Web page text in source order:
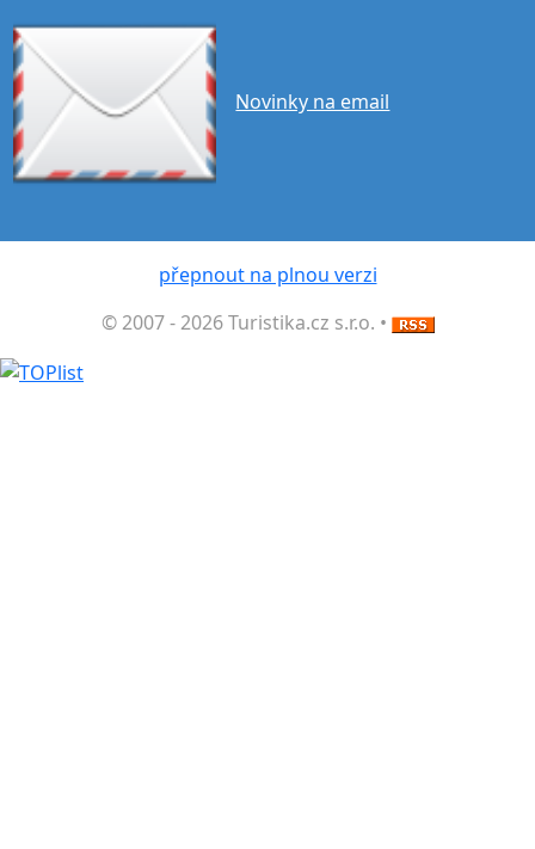
Novinky na email
přepnout na plnou verzi
© 2007 - 2026 Turistika.cz s.r.o. •